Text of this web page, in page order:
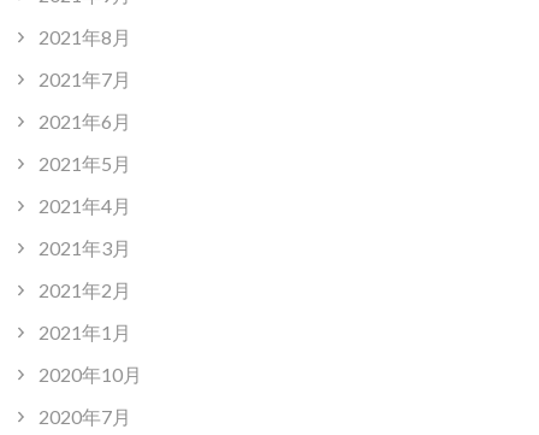
2021年8月
2021年7月
2021年6月
2021年5月
2021年4月
2021年3月
2021年2月
2021年1月
2020年10月
2020年7月